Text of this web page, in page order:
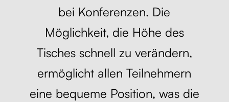
bei Konferenzen. Die
Möglichkeit, die Höhe des
Tisches schnell zu verändern,
ermöglicht allen Teilnehmern
eine bequeme Position, was die